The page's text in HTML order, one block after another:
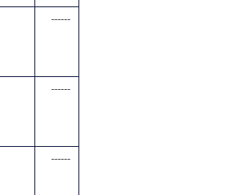
------
------
------